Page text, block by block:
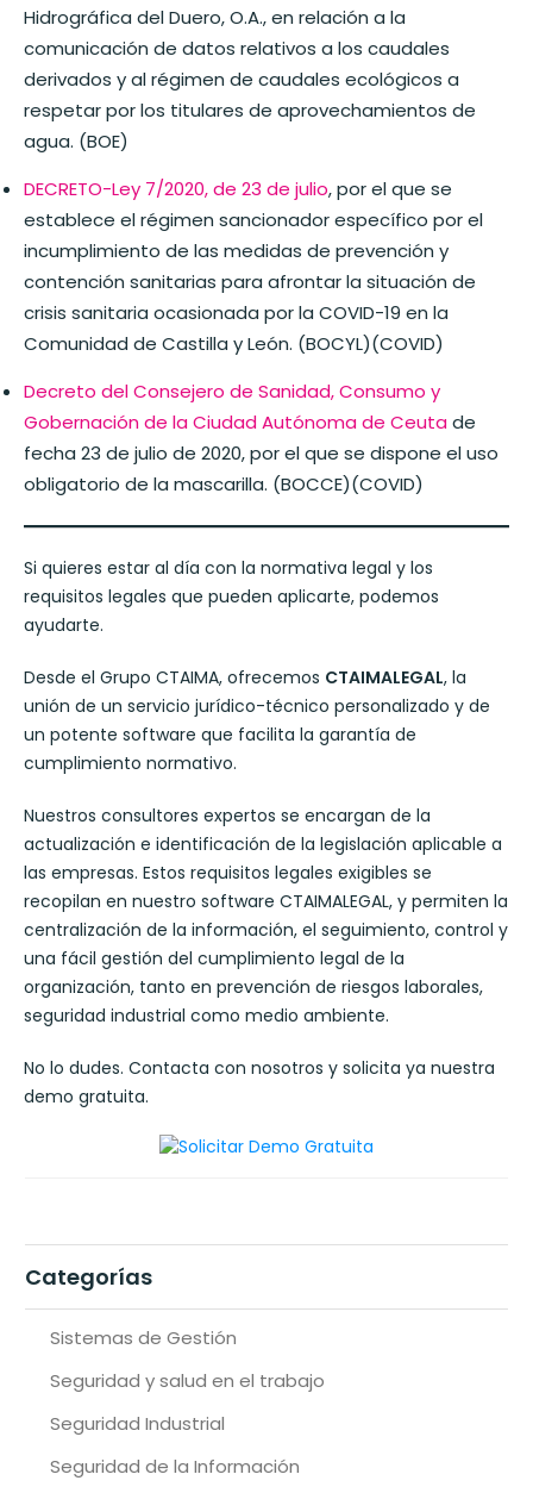
Hidrográfica del Duero, O.A., en relación a la
comunicación de datos relativos a los caudales
derivados y al régimen de caudales ecológicos a
respetar por los titulares de aprovechamientos de
agua. (BOE)
DECRETO-Ley 7/2020, de 23 de julio, por el que se
establece el régimen sancionador específico por el
incumplimiento de las medidas de prevención y
contención sanitarias para afrontar la situación de
crisis sanitaria ocasionada por la COVID-19 en la
Comunidad de Castilla y León. (BOCYL)(COVID)
Decreto del Consejero de Sanidad, Consumo y
Gobernación de la Ciudad Autónoma de Ceutade
fecha 23 de julio de 2020, por el que se dispone el uso
obligatorio de la mascarilla. (BOCCE)(COVID)
Si quieres estar al día con la normativa legal y los
requisitos legales que pueden aplicarte, podemos
ayudarte.
Desde el Grupo CTAIMA, ofrecemos CTAIMALEGAL, la
unión de un servicio jurídico-técnico personalizado y de
un potente software que facilita la garantía de
cumplimiento normativo.
Nuestros consultores expertos se encargan de la
actualización e identificación de la legislación aplicable a
las empresas. Estos requisitos legales exigibles se
recopilan en nuestro software CTAIMALEGAL, y permiten la
centralización de la información, el seguimiento, control y
una fácil gestión del cumplimiento legal de la
organización, tanto en prevención de riesgos laborales,
seguridad industrial como medio ambiente.
No lo dudes. Contacta con nosotros y solicita ya nuestra
demo gratuita.
Categorías
Sistemas de Gestión
Seguridad y salud en el trabajo
Seguridad Industrial
Seguridad de la Información